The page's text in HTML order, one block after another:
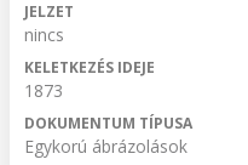
JELZET
nincs
KELETKEZÉS IDEJE
1873
DOKUMENTUM TÍPUSA
Egykorú ábrázolások